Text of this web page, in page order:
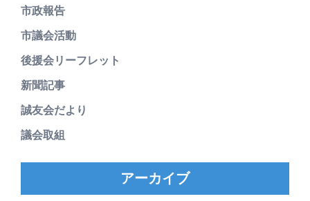
市政報告
市議会活動
後援会リーフレット
新聞記事
誠友会だより
議会取組
アーカイブ